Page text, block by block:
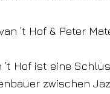
’t Hof & Peter
’t Hof ist eine
zwischen